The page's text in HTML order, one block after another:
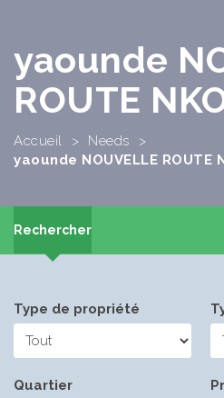
yaounde
ROUTE
Accueil > Needs
>
yaounde NOUVELLE ROUTE
Rechercher
Type de propriété
Quartier